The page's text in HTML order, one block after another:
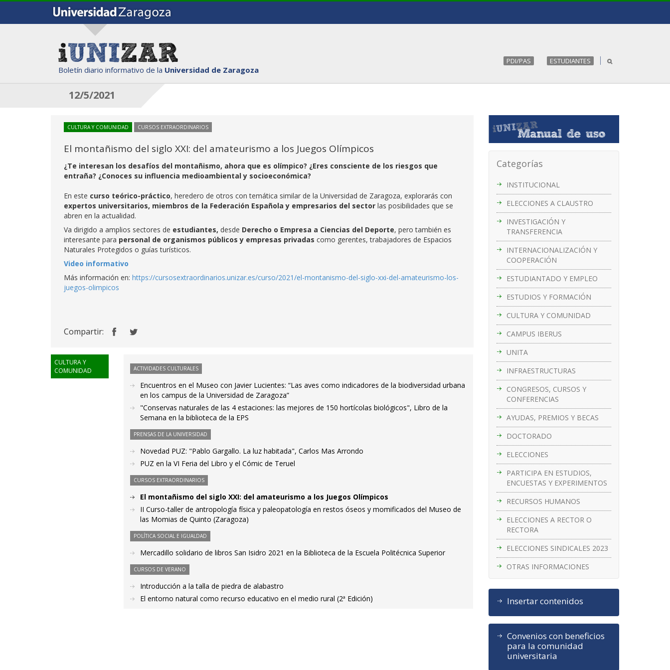
Boletín diario informativo de la Universidad de Zaragoza
PDI/PAS ESTUDIANTES
12/5/2021
Categorías
INSTITUCIONAL
ELECCIONES A CLAUSTRO
INVESTIGACIÓN Y
TRANSFERENCIA
INTERNACIONALIZACIÓN Y
COOPERACIÓN
ESTUDIANTADO Y EMPLEO
ESTUDIOS Y FORMACIÓN
CULTURA Y COMUNIDAD
CAMPUS IBERUS
UNITA
INFRAESTRUCTURAS
CONGRESOS, CURSOS Y
CONFERENCIAS
AYUDAS, PREMIOS Y BECAS
DOCTORADO
ELECCIONES
PARTICIPA EN ESTUDIOS,
ENCUESTAS Y EXPERIMENTOS
RECURSOS HUMANOS
ELECCIONES A RECTOR O
RECTORA
ELECCIONES SINDICALES 2023
OTRAS INFORMACIONES
Insertar contenidos
Convenios con beneficios
para la comunidad
universitaria
CULTURA Y COMUNIDAD CURSOS EXTRAORDINARIOS
El montañismo del siglo XXI: del amateurismo a los Juegos Olímpicos
¿Te interesan los desafíos del montañismo, ahora que es olímpico? ¿Eres consciente de los riesgos que
entraña? ¿Conoces su influencia medioambiental y socioeconómica?
En este curso teórico-práctico, heredero de otros con temática similar de la Universidad de Zaragoza, explorarás con
expertos universitarios, miembros de la Federación Española y empresarios del sector las posibilidades que se
abren en la actualidad.
Va dirigido a amplios sectores de estudiantes, desde Derecho o Empresa a Ciencias del Deporte, pero también es
interesante para personal de organismos públicos y empresas privadas como gerentes, trabajadores de Espacios
Naturales Protegidos o guías turísticos.
Video informativo
Más información en: https://cursosextraordinarios.unizar.es/curso/2021/el-montanismo-del-siglo-xxi-del-amateurismo-los-
juegos-olimpicos
Compartir:
CULTURA Y
COMUNIDAD
ACTIVIDADES CULTURALES
Encuentros en el Museo con Javier Lucientes: “Las aves como indicadores de la biodiversidad urbana
en los campus de la Universidad de Zaragoza”
"Conservas naturales de las 4 estaciones: las mejores de 150 hortícolas biológicos", Libro de la
Semana en la biblioteca de la EPS
PRENSAS DE LA UNIVERSIDAD
Novedad PUZ: "Pablo Gargallo. La luz habitada", Carlos Mas Arrondo
PUZ en la VI Feria del Libro y el Cómic de Teruel
CURSOS EXTRAORDINARIOS
El montañismo del siglo XXI: del amateurismo a los Juegos Olímpicos
II Curso-taller de antropología física y paleopatología en restos óseos y momificados del Museo de
las Momias de Quinto (Zaragoza)
POLÍTICA SOCIAL E IGUALDAD
Mercadillo solidario de libros San Isidro 2021 en la Biblioteca de la Escuela Politécnica Superior
CURSOS DE VERANO
Introducción a la talla de piedra de alabastro
El entorno natural como recurso educativo en el medio rural (2ª Edición)